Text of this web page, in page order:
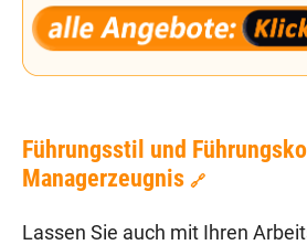
Führungsstil und
Managerzeugnis 🔗
Lassen Sie auch mit Ihren